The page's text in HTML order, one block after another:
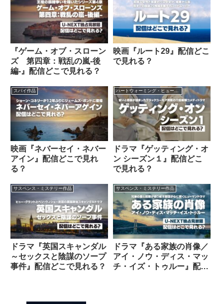
『ゲーム・オブ・スローン
ズ 第四章：戦乱の嵐-後
編-』配信どこで見れる？
映画『ルート29』配信どこ
で見れる？
スパイ作品
映画『ネバーセイ・ネバー
アイン』配信どこで見れ
る？
ドラマ『ゲッティング・オ
ン シーズン１』配信どこ
で見れる？
サスペンス・ミステリー作品
ドラマ『英国スキャンダル
～セックスと陰謀のソープ
事件』配信どこで見れる？
サスペンス・ミステリー作品
ドラマ『ある家族の肖像／
アイ・ノウ・ディス・マッ
チ・イズ・トゥルー』配信